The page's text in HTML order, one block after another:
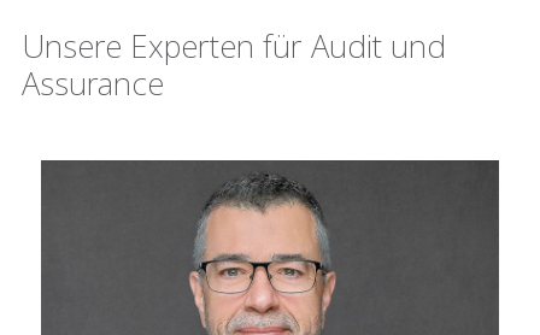
Unsere Experten für Audit und
Assurance